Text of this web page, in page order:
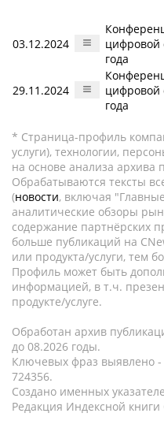
03.12.2024
цифровой
года
29.11.2024
цифровой
года
* Страница-профиль
услуги), технологии,
на основе анализа архива
Обрабатываются тексты
(новости, включая
аналитические обзоры
содержание партнёрских
больше публикаций на
или продукта/услуги, тем
Профиль может быть
информацией, в т.ч.
продукте/услуге.
Обработан архив
до 08.2026 годы.
Ключевых фраз выявлено -
724356.
Создано именных
Редакция Индексной книги